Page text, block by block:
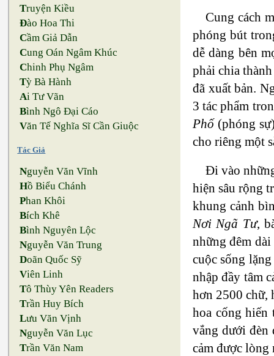
Truyện Kiều
Đào Hoa Thi
Cầm Giả Dẫn
Cung Oán Ngâm Khúc
Chinh Phụ Ngâm
Tỳ Bà Hành
Ai Tư Vãn
Bình Ngô Đại Cáo
Văn Tế Nghĩa Sĩ Cần Giuộc
Tác Giả
Nguyễn Văn Vĩnh
Hồ Biểu Chánh
Phan Khôi
Bích Khê
Bình Nguyên Lộc
Nguyễn Văn Trung
Doãn Quốc Sỹ
Viên Linh
Tô Thùy Yên Readers
Trần Huy Bích
Lưu Văn Vịnh
Nguyễn Văn Lục
Trần Văn Nam
Cung cách
phóng bút
dễ dàng bên
phải chia
đã xuất bản.
3 tác phẩm
Phố(phóng
cho riêng một
Đi vào
hiện sâu rộng
khung cảnh
Nơi Ngã Tư,
những đêm
cuộc sống
nhập đầy tâm
hơn 2500 chữ,
hoa cống hiến
vắng dưới đèn
cảm được lòng